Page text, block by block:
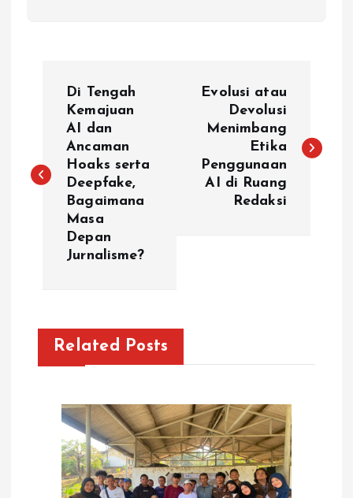
s
t
Di Tengah
Kemajuan
AI dan
Ancaman
Hoaks serta
Deepfake,
Bagaimana
Masa
Depan
Jurnalisme?
Evolusi atau
Devolusi
Menimbang
Etika
Penggunaan
AI di Ruang
Redaksi
Related Posts